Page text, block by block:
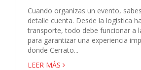
Cuando organizas un evento,
detalle cuenta. Desde la logística
transporte, todo debe funcionar a
para garantizar una experiencia
donde Cerrato...
LEER MÁS